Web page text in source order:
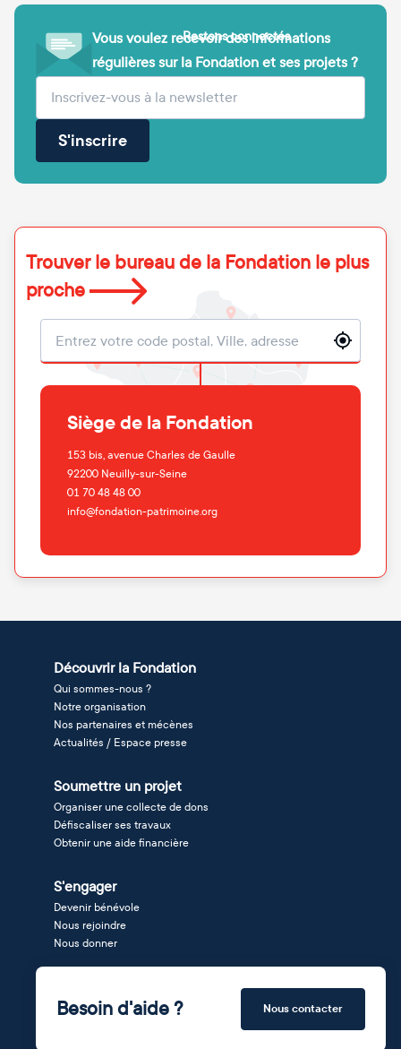
Vous voulez recevoir des informations
régulières sur la Fondation et ses projets ?
Votre adresse e-mail (obligatoire)
S'inscrire
Restons connectés
Trouver le bureau de la Fondation le plus
proche
Localisation
Siège de la Fondation
153 bis, avenue Charles de Gaulle
92200 Neuilly-sur-Seine
01 70 48 48 00
info@fondation-patrimoine.org
Découvrir la Fondation
Qui sommes-nous ?
Notre organisation
Nos partenaires et mécènes
Actualités / Espace presse
Soumettre un projet
Organiser une collecte de dons
Défiscaliser ses travaux
Obtenir une aide financière
S'engager
Devenir bénévole
Nous rejoindre
Nous donner
Besoin d'aide ? Nous contacter